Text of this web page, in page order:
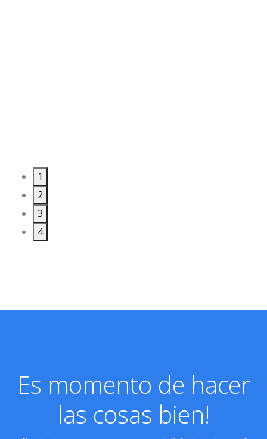
1
2
3
4
Es momento de hacer
las cosas bien!